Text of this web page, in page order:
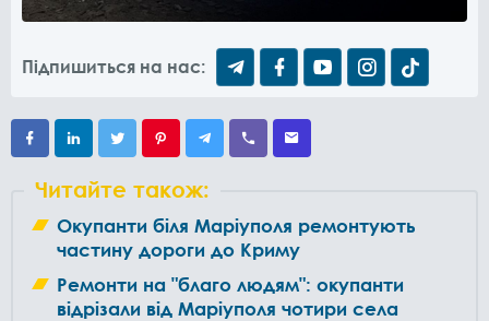
Підпишиться на нас:
Читайте також:
Окупанти біля Маріуполя ремонтують
частину дороги до Криму
Ремонти на "благо людям": окупанти
відрізали від Маріуполя чотири села